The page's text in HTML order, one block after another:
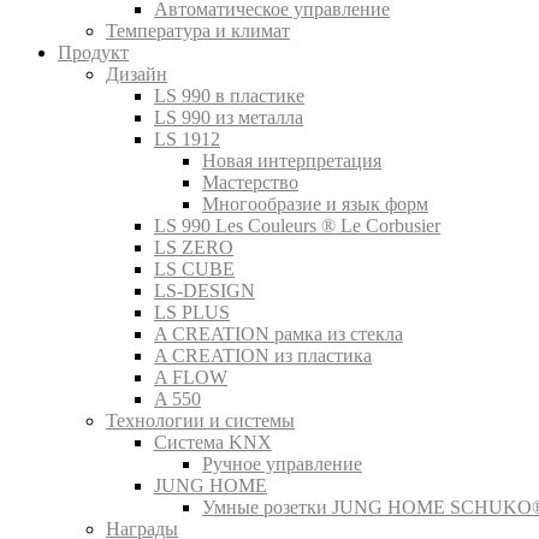
Автоматическое управление
Температура и климат
Продукт
Дизайн
LS 990 в пластике
LS 990 из металла
LS 1912
Новая интерпретация
Мастерство
Многообразие и язык форм
LS 990 Les Couleurs ® Le Corbusier
LS ZERO
LS CUBE
LS-DESIGN
LS PLUS
A CREATION рамка из стекла
A CREATION из пластика
A FLOW
A 550
Технологии и системы
Система KNX
Ручное управление
JUNG HOME
Умные розетки JUNG HOME
Награды